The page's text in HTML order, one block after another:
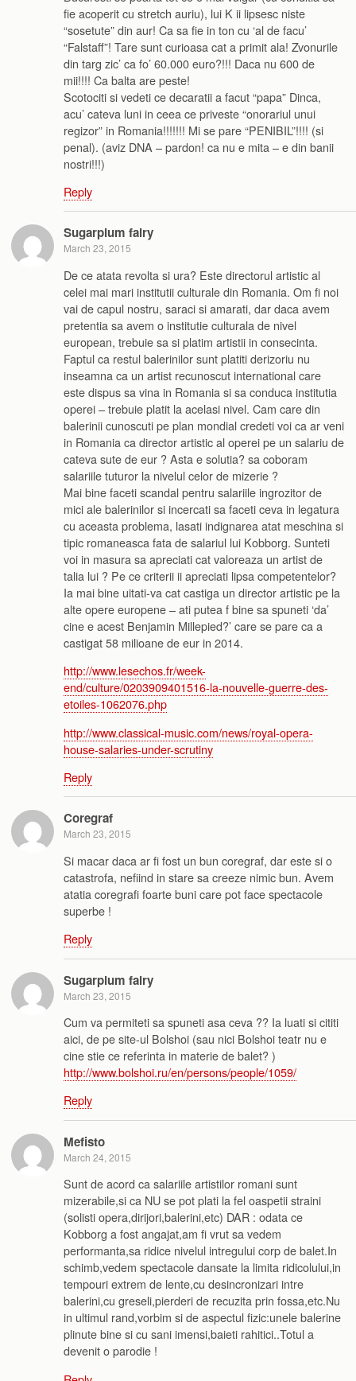
fie acoperit cu stretch auriu), lui K ii lipsesc niste
“sosetute” din aur! Ca sa fie in ton cu ‘al de facu’
“Falstaff”! Tare sunt curioasa cat a primit ala! Zvonurile
din targ zic’ ca fo’ 60.000 euro?!!! Daca nu 600 de
mii!!!! Ca balta are peste!
Scotociti si vedeti ce decaratii a facut “papa” Dinca,
acu’ cateva luni in ceea ce priveste “onorariul unui
regizor” in Romania!!!!!!! Mi se pare “PENIBIL”!!!! (si
penal). (aviz DNA – pardon! ca nu e mita – e din banii
nostri!!!)
Reply
Sugarplum fairy
March 23, 2015
De ce atata revolta si ura? Este directorul artistic al
celei mai mari institutii culturale din Romania. Om fi noi
vai de capul nostru, saraci si amarati, dar daca avem
pretentia sa avem o institutie culturala de nivel
european, trebuie sa si platim artistii in consecinta.
Faptul ca restul balerinilor sunt platiti derizoriu nu
inseamna ca un artist recunoscut international care
este dispus sa vina in Romania si sa conduca institutia
operei – trebuie platit la acelasi nivel. Cam care din
balerinii cunoscuti pe plan mondial credeti voi ca ar veni
in Romania ca director artistic al operei pe un salariu de
cateva sute de eur ? Asta e solutia? sa coboram
salariile tuturor la nivelul celor de mizerie ?
Mai bine faceti scandal pentru salariile ingrozitor de
mici ale balerinilor si incercati sa faceti ceva in legatura
cu aceasta problema, lasati indignarea atat meschina si
tipic romaneasca fata de salariul lui Kobborg. Sunteti
voi in masura sa apreciati cat valoreaza un artist de
talia lui ? Pe ce criterii ii apreciati lipsa competentelor?
Ia mai bine uitati-va cat castiga un director artistic pe la
alte opere europene – ati putea f bine sa spuneti ‘da’
cine e acest Benjamin Millepied?’ care se pare ca a
castigat 58 milioane de eur in 2014.
http://www.lesechos.fr/week-
end/culture/0203909401516-la-nouvelle-guerre-des-
etoiles-1062076.php
http://www.classical-music.com/news/royal-opera-
house-salaries-under-scrutiny
Reply
Coregraf
March 23, 2015
Si macar daca ar fi fost un bun coregraf, dar este si o
catastrofa, nefiind in stare sa creeze nimic bun. Avem
atatia coregrafi foarte buni care pot face spectacole
superbe !
Reply
Sugarplum fairy
March 23, 2015
Cum va permiteti sa spuneti asa ceva ?? Ia luati si cititi
aici, de pe site-ul Bolshoi (sau nici Bolshoi teatr nu e
cine stie ce referinta in materie de balet? )
http://www.bolshoi.ru/en/persons/people/1059/
Reply
Mefisto
March 24, 2015
Sunt de acord ca salariile artistilor romani sunt
mizerabile,si ca NU se pot plati la fel oaspetii straini
(solisti opera,dirijori,balerini,etc) DAR : odata ce
Kobborg a fost angajat,am fi vrut sa vedem
performanta,sa ridice nivelul intregului corp de balet.In
schimb,vedem spectacole dansate la limita ridicolului,in
tempouri extrem de lente,cu desincronizari intre
balerini,cu greseli,pierderi de recuzita prin fossa,etc.Nu
in ultimul rand,vorbim si de aspectul fizic:unele balerine
plinute bine si cu sani imensi,baieti rahitici..Totul a
devenit o parodie !